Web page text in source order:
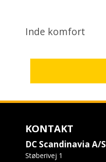
Inde komfort
KONTAKT
DC Scandinavia A/S
Støberivej 1